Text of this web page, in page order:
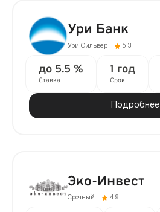
Ури Банк
Ури Сильвер 5.3
до 5.5 %
Ставка
1 год
Срок
Подробнее
Эко-Инвест
Срочный 4.9